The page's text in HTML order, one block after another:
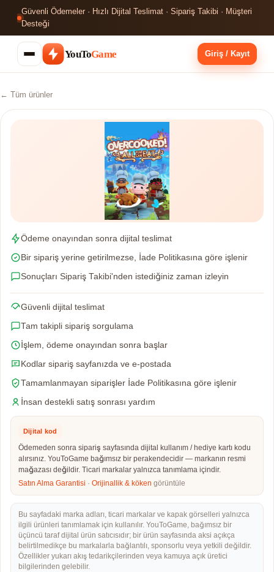
Güvenli Ödemeler · Hızlı Dijital Teslimat · Sipariş Takibi · Müşteri
Desteği
YouToGame Giriş / Kayıt
← Tüm ürünler
Ödeme onayından sonra dijital teslimat
Bir sipariş yerine getirilmezse, İade Politikasına göre işlenir
Sonuçları Sipariş Takibi'nden istediğiniz zaman izleyin
Güvenli dijital teslimat
Tam takipli sipariş sorgulama
İşlem, ödeme onayından sonra başlar
Kodlar sipariş sayfanızda ve e-postada
Tamamlanmayan siparişler İade Politikasına göre işlenir
İnsan destekli satış sonrası yardım
Dijital kod
Ödemeden sonra sipariş sayfasında dijital kullanım / hediye kartı kodu
alırsınız. YouToGame bağımsız bir perakendecidir — markanın resmi
mağazası değildir. Ticari markalar yalnızca tanımlama içindir.
Satın Alma Garantisi · Orijinallik & köken görüntüle
Bu sayfadaki marka adları, ticari markalar ve kapak görselleri yalnızca
ilgili ürünleri tanımlamak için kullanılır. YouToGame, bağımsız bir
üçüncü taraf dijital ürün satıcısıdır; bir ürün sayfasında aksi açıkça
belirtilmedikçe bu markalarla bağlantılı, sponsorlu veya yetkili değildir.
Özellikler yukarı akış tedarikçilerinden veya kamuya açık üretici
bilgilerinden gelebilir.